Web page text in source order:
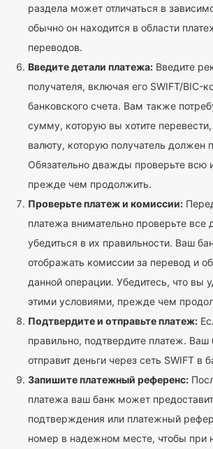
раздела может отличаться в
обычно он находится в области
переводов.
Введите детали платежа: Введите
получателя, включая его SWIFT/BIC-
банковского счета. Вам также
сумму, которую вы хотите
валюту, которую получатель должен
Обязательно дважды проверьте всю
прежде чем продолжить.
Проверьте платеж и комиссии:
платежа внимательно проверьте все
убедиться в их правильности. Ваш
отображать комиссии за перевод и
данной операции. Убедитесь, что вы
этими условиями, прежде чем
Подтвердите и отправьте платеж:
правильно, подтвердите платеж. Ваш
отправит деньги через сеть SWIFT в
Запишите платежный референс:
платежа ваш банк может
подтверждения или платежный
номер в надежном месте, чтобы при